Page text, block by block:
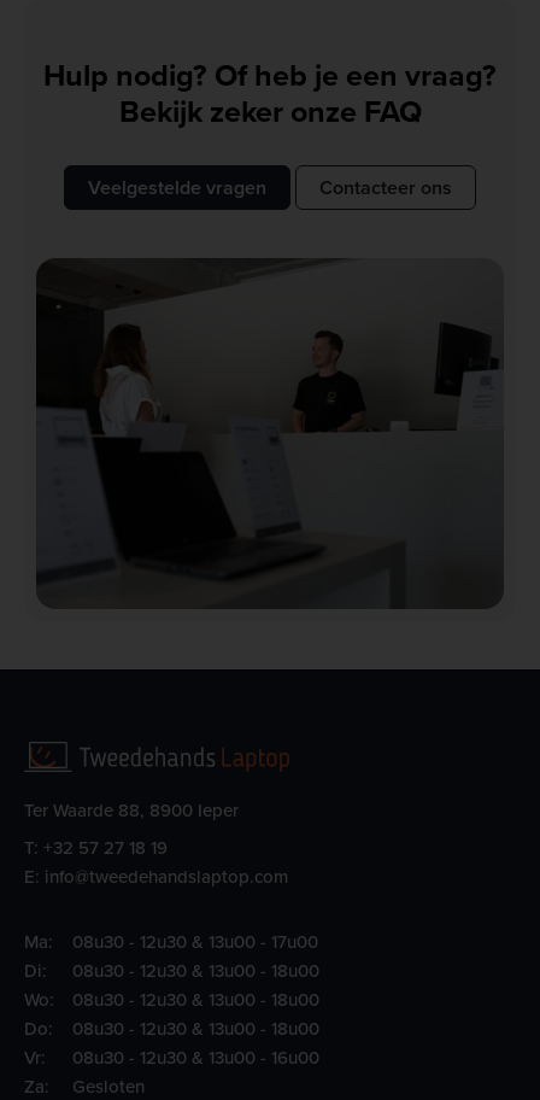
Hulp nodig? Of heb je een vraag?
Bekijk zeker onze FAQ
Veelgestelde vragen Contacteer ons
Ter Waarde 88, 8900 Ieper
T: +32 57 27 18 19
E: info@tweedehandslaptop.com
Ma:
08u30 - 12u30 & 13u00 - 17u00
Di:
08u30 - 12u30 & 13u00 - 18u00
Wo:
08u30 - 12u30 & 13u00 - 18u00
Do:
08u30 - 12u30 & 13u00 - 18u00
Vr:
08u30 - 12u30 & 13u00 - 16u00
Za:
Gesloten